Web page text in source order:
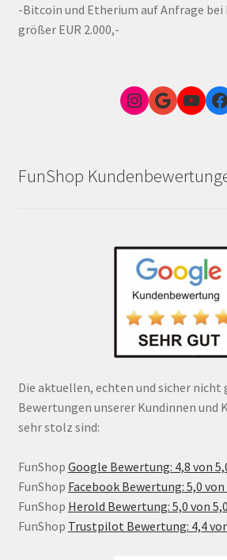
-Bitcoin und Etherium auf Anfrage
größer EUR 2.000,-
Instagram
Google Link zum FunShop Wien
FunShop
Die aktuellen, echten und sicher nicht
Bewertungen unserer Kundinnen und
sehr stolz sind:
FunShop Google Bewertung: 4,8 von
FunShop Facebook Bewertung: 5,0 von
FunShop Herold Bewertung: 5,0 von 5,0
FunShop Trustpilot Bewertung: 4,4